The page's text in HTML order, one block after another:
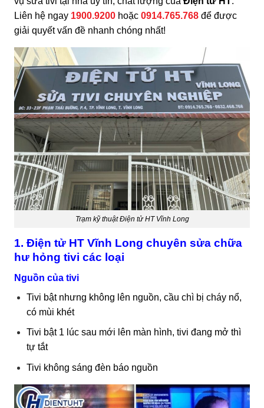
Liên hệ ngay 1900.9200 hoặc 0914.765.768 để được
giải quyết vấn đề nhanh chóng nhất!
Trạm kỹ thuật Điện tử HT Vĩnh Long
1. Điện tử HT Vĩnh Long chuyên sửa chữa
hư hỏng tivi các loại
Nguồn của tivi
Tivi bật nhưng không lên nguồn, cầu chì bị cháy nổ,
có mùi khét
Tivi bật 1 lúc sau mới lên màn hình, tivi đang mở thì
tự tắt
Tivi không sáng đèn báo nguồn